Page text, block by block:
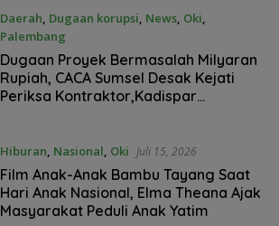
Daerah, Dugaan korupsi, News, Oki,
Palembang
Juli 24, 2026
Dugaan Proyek Bermasalah Milyaran
Rupiah, CACA Sumsel Desak Kejati
Periksa Kontraktor,Kadispar
Hiburan, Nasional, Oki Juli 15, 2026
Film Anak-Anak Bambu Tayang Saat
Hari Anak Nasional, Elma Theana Ajak
Masyarakat Peduli Anak Yatim